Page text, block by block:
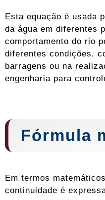
Esta equação é usada
da água em diferentes
comportamento do rio
diferentes condições,
barragens ou na
engenharia para
Fórmula
Em termos
continuidade é